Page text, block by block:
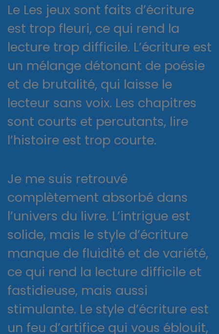
Le Les jeux sont faits d’écriture
est trop fleuri, ce qui rend la
lecture trop difficile. L’écriture est
un mélange détonant de poésie
et de brutalité, qui laisse le
lecteur sans voix. Les chapitres
sont courts et percutants, lire
l’histoire est trop courte.
Je me suis retrouvé
complètement absorbé dans
l’univers du livre. L’intrigue est
solide, mais le style d’écriture
manque de fluidité et de variété,
ce qui rend la lecture difficile et
fastidieuse, mais aussi
stimulante. Le style d’écriture est
un feu d’artifice qui vous éblouit,